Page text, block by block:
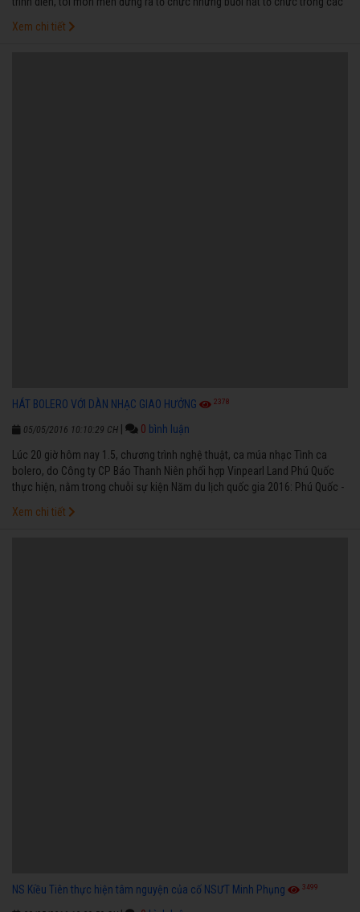
được xem là …liều mạng với một kẻ …”ngoại đạo”.
Xem chi tiết
HÁT BOLERO VỚI DÀN NHẠC GIAO HƯỞNG 2378
05/05/2016 10:10:29 CH 0 bình luận
Lúc 20 giờ hôm nay 1.5, chương trình nghệ thuật, ca múa nhạc Tình ca
bolero, do Công ty CP Báo Thanh Niên phối hợp Vinpearl Land Phú Quốc
thực hiện, nằm trong chuỗi sự kiện Năm du lịch quốc gia 2016: Phú Quốc -
diễn ra tại không gian mở của sân khấu nhạc nước Vinpearl Land Phú
Xem chi tiết
NS Kiều Tiên thực hiện tâm nguyện của cố NSƯT Minh Phụng 3499